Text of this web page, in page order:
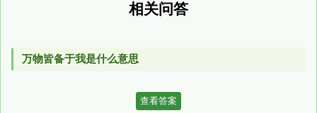
相关问答
万物皆备于我是什么意思
查看答案